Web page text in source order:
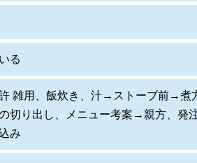
る
雑用、飯炊き、汁→ストーブ前→
切り出し、メニュー考案→親方、発
み